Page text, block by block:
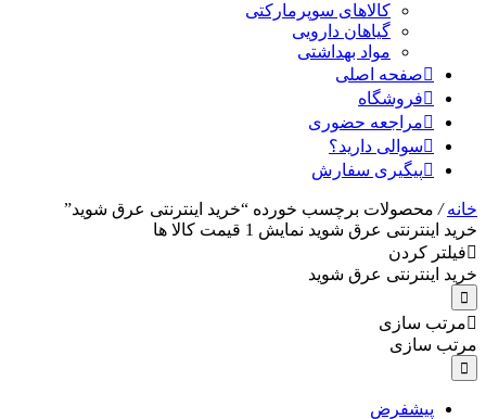
کالاهای سوپرمارکتی
گیاهان دارویی
مواد بهداشتی
صفحه اصلی
فروشگاه
مراجعه حضوری
سوالی دارید؟
پیگیری سفارش
خانه/ محصولات برچسب خورده “خرید اینترنتی عرق شوید”
خرید اینترنتی عرق شوید نمایش 1 قیمت کالا ها
فیلتر کردن
خرید اینترنتی عرق شوید
مرتب سازی
مرتب سازی
پیشفرض